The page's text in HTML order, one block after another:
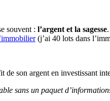
souvent : l’argent et la sagesse
(j’ai 40 lots dans
de son argent en investissant
sans un paquet